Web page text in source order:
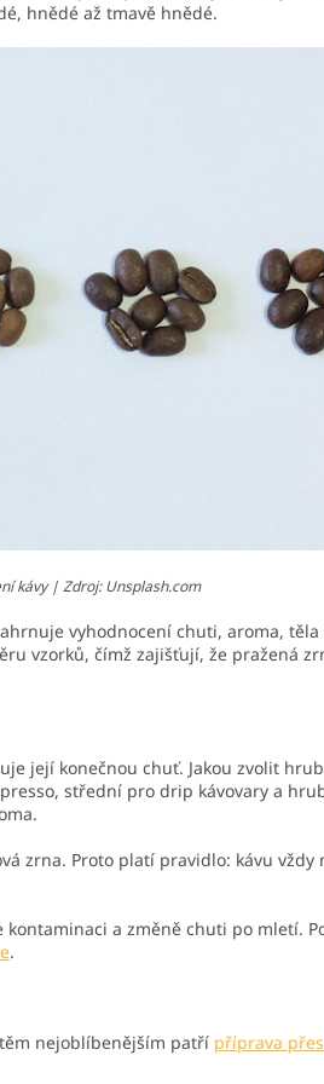
hnědé až tmavě hnědé.
kávy | Zdroj: Unsplash.com
vyhodnocení chuti, aroma, těla
vzorků, čímž zajišťují, že pražená
její konečnou chuť. Jakou zvolit
střední pro drip kávovary a
zrna. Proto platí pravidlo: kávu
a změně chuti po mletí.
.
nejoblíbenějším patří příprava